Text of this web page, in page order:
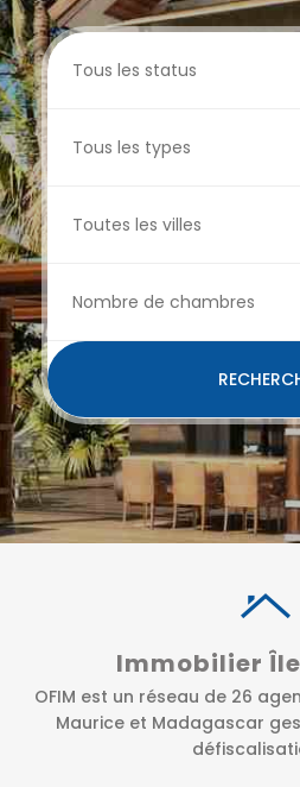
Immobilier
OFIM est un réseau de 26
Maurice et Madagascar